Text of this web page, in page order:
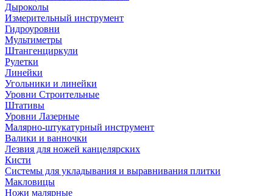
Дыроколы
Измерительный инструмент
Гидроуровни
Мультиметры
Штангенциркули
Рулетки
Линейки
Угольники и линейки
Уровни Строительные
Штативы
Уровни Лазерные
Малярно-штукатурный инструмент
Валики и ванночки
Лезвия для ножей канцелярских
Кисти
Системы для укладывания и выравнивания плитки
Макловицы
Ножи малярные